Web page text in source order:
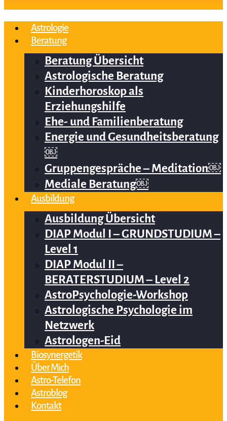
Astrologie
Beratung
Beratung Übersicht
Astrologische Beratung
Kinderhoroskop als
Erziehungshilfe
Ehe- und Familienberatung
Energie und Gesundheitsberatung
￼
Gruppengespräche – Meditation￼
Mediale Beratung￼
Ausbildung
Ausbildung Übersicht
DIAP Modul I – GRUNDSTUDIUM –
Level 1
DIAP Modul II –
BERATERSTUDIUM – Level 2
AstroPsychologie-Workshop
Astrologische Psychologie im
Netzwerk
Astrologen-Eid
Biosynergetik
Über Mich
Astro-Telefon
Astroblog
Kontakt